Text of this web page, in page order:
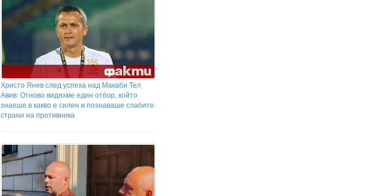
Христо Янев след успеха над Макаби Тел
Авив: Отново видяхме един отбор, който
знаеше в какво е силен и познаваше слабите
страни на противника